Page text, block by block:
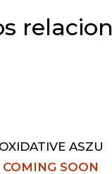
OXIDATIVE ASZU
COMING SOON